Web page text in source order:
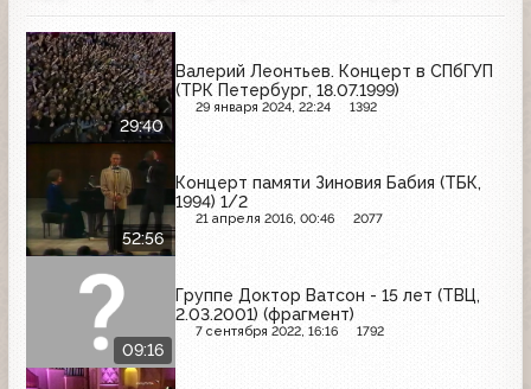
29:40
Валерий Леонтьев. Концерт в СПбГУП
(ТРК Петербург, 18.07.1999)
29 января 2024, 22:24 1392
52:56
Концерт памяти Зиновия Бабия (ТБК,
1994) 1/2
21 апреля 2016, 00:46 2077
09:16
Группе Доктор Ватсон - 15 лет (ТВЦ,
2.03.2001) (фрагмент)
7 сентября 2022, 16:16 1792